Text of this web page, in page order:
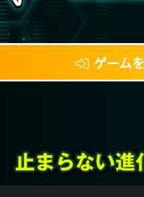
ゲーム